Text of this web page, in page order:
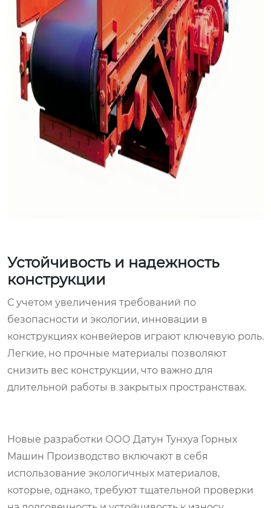
Устойчивость и надежность
конструкции
С учетом увеличения требований по
безопасности и экологии, инновации в
конструкциях конвейеров играют ключевую роль.
Легкие, но прочные материалы позволяют
снизить вес конструкции, что важно для
длительной работы в закрытых пространствах.
Новые разработки ООО Датун Тунхуа Горных
Машин Производство включают в себя
использование экологичных материалов,
которые, однако, требуют тщательной проверки